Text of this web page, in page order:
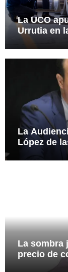
La UCO
Urrutia en
Reunidos
La
López de
presuntas
112,8
La sombra
precio de